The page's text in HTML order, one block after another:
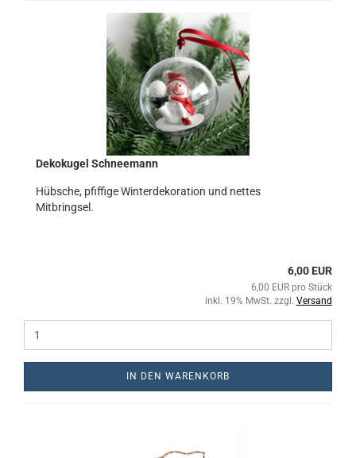
Dekokugel Schneemann
Hübsche, pfiffige Winterdekoration und nettes
Mitbringsel.
6,00 EUR
6,00 EUR pro Stück
inkl. 19% MwSt. zzgl. Versand
IN DEN WARENKORB